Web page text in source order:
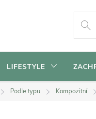
LIFESTYLE
Podle typu Kompozitní